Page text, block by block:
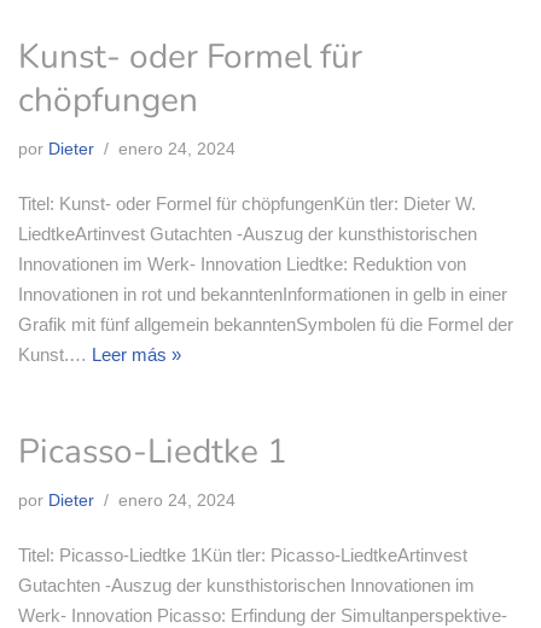
Kunst- oder Formel für
chöpfungen
por Dieter enero 24, 2024
Titel: Kunst- oder Formel für chöpfungenKün tler: Dieter W.
LiedtkeArtinvest Gutachten -Auszug der kunsthistorischen
Innovationen im Werk- Innovation Liedtke: Reduktion von
Innovationen in rot und bekanntenInformationen in gelb in einer
Grafik mit fünf allgemein bekanntenSymbolen fü die Formel der
Kunst.… Leer más »
Picasso-Liedtke 1
por Dieter enero 24, 2024
Titel: Picasso-Liedtke 1Kün tler: Picasso-LiedtkeArtinvest
Gutachten -Auszug der kunsthistorischen Innovationen im
Werk- Innovation Picasso: Erfindung der Simultanperspektive-